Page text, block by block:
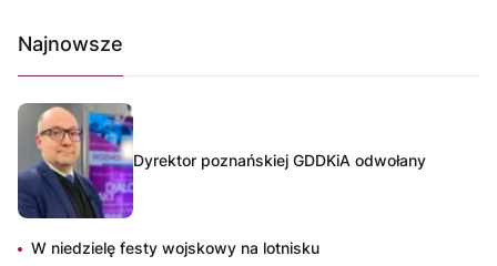
Najnowsze
Dyrektor poznańskiej GDDKiA odwołany
W niedzielę festy wojskowy na lotnisku